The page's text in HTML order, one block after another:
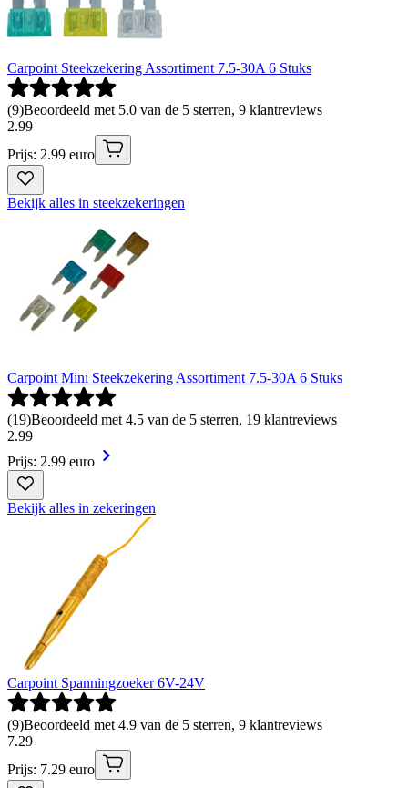
Carpoint Steekzekering Assortiment 7.5-30A 6 Stuks
(9)Beoordeeld met 5.0 van de 5 sterren, 9 klantreviews
2.99
Prijs: 2.99 euro
Bekijk alles in steekzekeringen
Carpoint Mini Steekzekering Assortiment 7.5-30A 6 Stuks
(19)Beoordeeld met 4.5 van de 5 sterren, 19 klantreviews
2.99
Prijs: 2.99 euro
Bekijk alles in zekeringen
Carpoint Spanningzoeker 6V-24V
(9)Beoordeeld met 4.9 van de 5 sterren, 9 klantreviews
7.29
Prijs: 7.29 euro